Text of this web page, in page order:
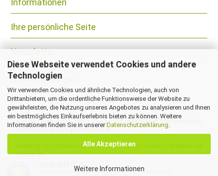
Diese Webseite verwendet Cookies und andere
Technologien
Wir verwenden Cookies und ähnliche Technologien, auch von
Drittanbietern, um die ordentliche Funktionsweise der Website zu
gewährleisten, die Nutzung unseres Angebotes zu analysieren und Ihnen
ein bestmögliches Einkaufserlebnis bieten zu können. Weitere
Informationen finden Sie in unsererDatenschutzerklärung.
Alle Akzeptieren
Weitere Informationen
Informationen
Ihre persönliche Seite
Newsletter
Cookie Einstellungen
Alle Preise verstehen sich inklusive der gesetzlichen Mehrwertsteuer,
by Gambio.com © 2026 Gambio Templates bei
Xycons.de
Vertrag widerrufen
(5 / 5)
Bewertungen bei: dawanda.com, shopvote.de ⓘ